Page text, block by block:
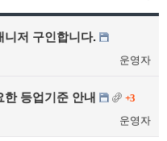
니저 구인합니다.
운영자
등업기준 안내 +3
운영자